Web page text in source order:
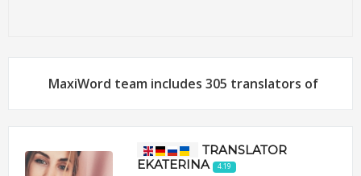
MaxiWord team includes 305 translators of
TRANSLATOR
EKATERINA
4.19